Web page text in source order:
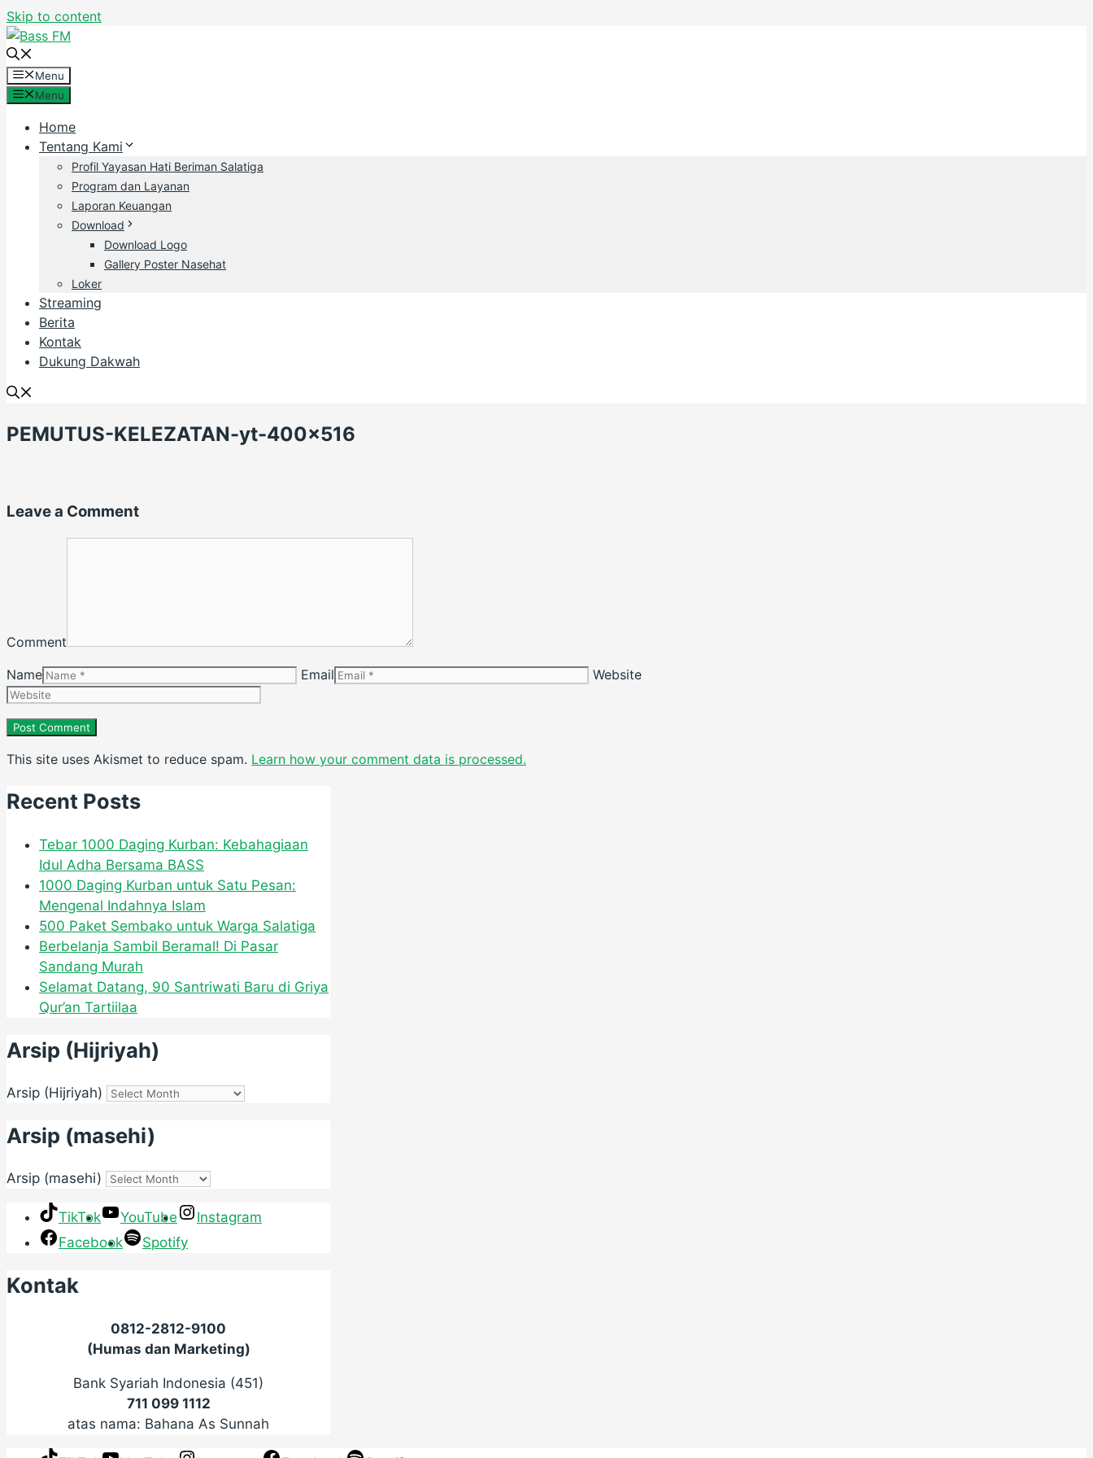
Skip to content
Menu
Menu
Home
Tentang Kami
Profil Yayasan Hati Beriman Salatiga
Program dan Layanan
Laporan Keuangan
Download
Download Logo
Gallery Poster Nasehat
Loker
Streaming
Berita
Kontak
Dukung Dakwah
PEMUTUS-KELEZATAN-yt-400×516
Leave a Comment
Comment
Name
Email Website
This site uses Akismet to reduce spam. Learn how your comment data is processed.
Recent Posts
Tebar 1000 Daging Kurban: Kebahagiaan
Idul Adha Bersama BASS
1000 Daging Kurban untuk Satu Pesan:
Mengenal Indahnya Islam
500 Paket Sembako untuk Warga Salatiga
Berbelanja Sambil Beramal! Di Pasar
Sandang Murah
Selamat Datang, 90 Santriwati Baru di Griya
Qur’an Tartiilaa
Arsip (Hijriyah)
Arsip (Hijriyah)
Arsip (masehi)
Arsip (masehi)
TikTok YouTube
Instagram
Facebook
Spotify
Kontak
0812-2812-9100
(Humas dan Marketing)
Bank Syariah Indonesia (451)
711 099 1112
atas nama: Bahana As Sunnah